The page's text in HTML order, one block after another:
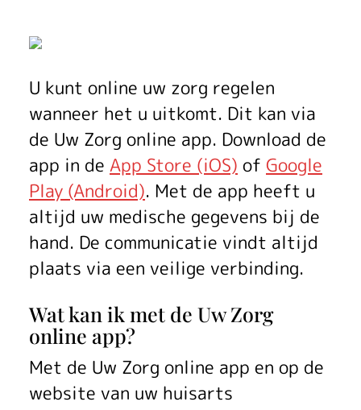
U
w
Z
o
r
g
o
n
l
i
n
U kunt online uw zorg regelen
wanneer het u uitkomt. Dit kan via
de Uw Zorg online app. Download de
app in de App Store (iOS) of Google
Play (Android). Met de app heeft u
altijd uw medische gegevens bij de
hand. De communicatie vindt altijd
plaats via een veilige verbinding.
Wat kan ik met de Uw Zorg
online app?
Met de Uw Zorg online app en op de
website van uw huisarts